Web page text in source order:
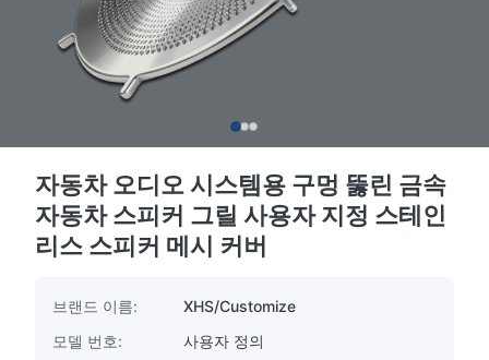
자동차 오디오 시스템용 구멍 뚫린 금속
자동차 스피커 그릴 사용자 지정 스테인
리스 스피커 메시 커버
브랜드 이름:
XHS/Customize
모델 번호:
사용자 정의